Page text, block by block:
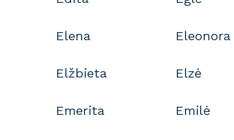
Elena Eleonora
Elžbieta Elzė
Emerita Emilė